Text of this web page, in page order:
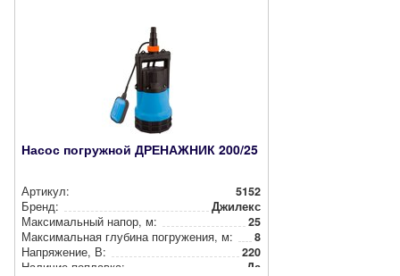
Насос погружной ДРЕНАЖНИК 200/25
Артикул:
5152
Бренд:
Джилекс
Мак­си­маль­ный напор, м:
25
Мак­си­маль­ная глубина пог­ру­же­ния, м:
8
Нап­ря­же­ние, В:
220
Наличие поплавка:
Да